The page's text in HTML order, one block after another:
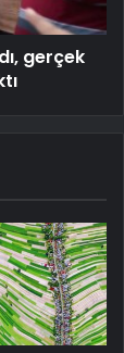
gerçek